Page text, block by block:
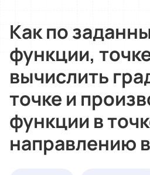
Как по
функции,
вычислить
точке и
функции в
направлению